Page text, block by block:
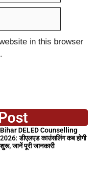
in this browser
Bihar DELED Counselling
2026: डीएलएड काउंसलिंग कब होगी
शुरू, जानें पूरी जानकारी